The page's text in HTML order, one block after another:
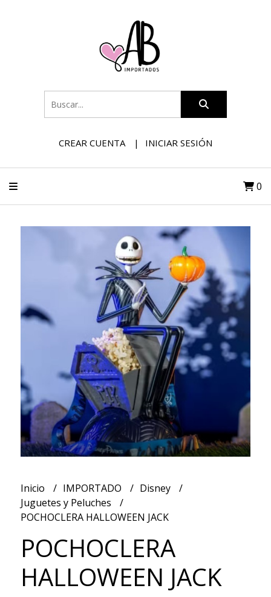
CREAR CUENTA INICIAR SESIÓN
0
Inicio IMPORTADO
Disney
Juguetes y Peluches
POCHOCLERA HALLOWEEN JACK
POCHOCLERA
HALLOWEEN JACK